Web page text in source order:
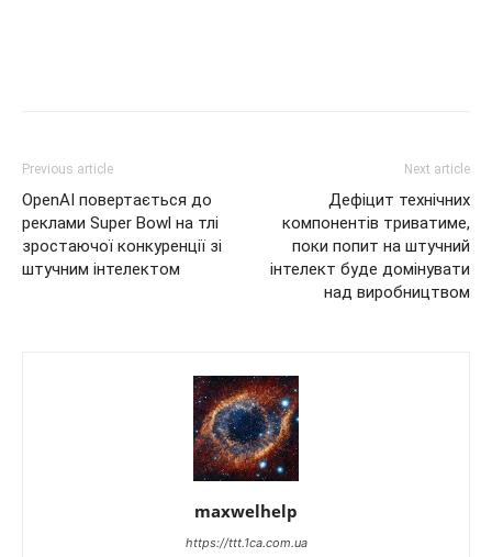
Previous article
OpenAI повертається до
реклами Super Bowl на тлі
зростаючої конкуренції зі
штучним інтелектом
Next article
Дефіцит технічних
компонентів триватиме,
поки попит на штучний
інтелект буде домінувати
над виробництвом
maxwelhelp
https://ttt.1ca.com.ua